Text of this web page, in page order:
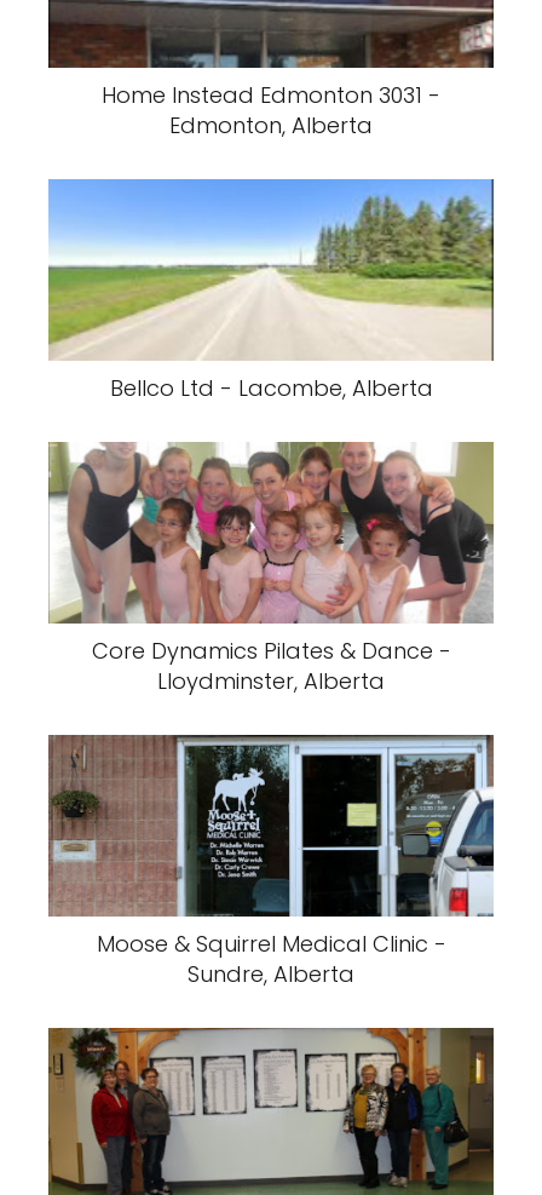
Home Instead Edmonton 3031 -
Edmonton, Alberta
Bellco Ltd - Lacombe, Alberta
Core Dynamics Pilates & Dance -
Lloydminster, Alberta
Moose & Squirrel Medical Clinic -
Sundre, Alberta